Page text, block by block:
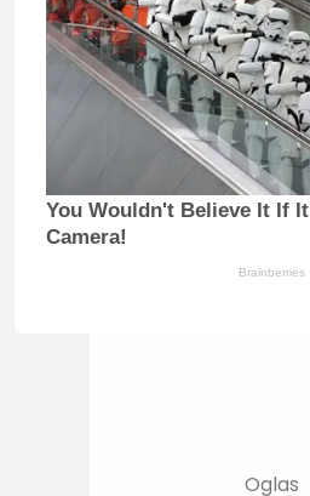
You Wouldn't Believe It If
Camera!
Brainberries